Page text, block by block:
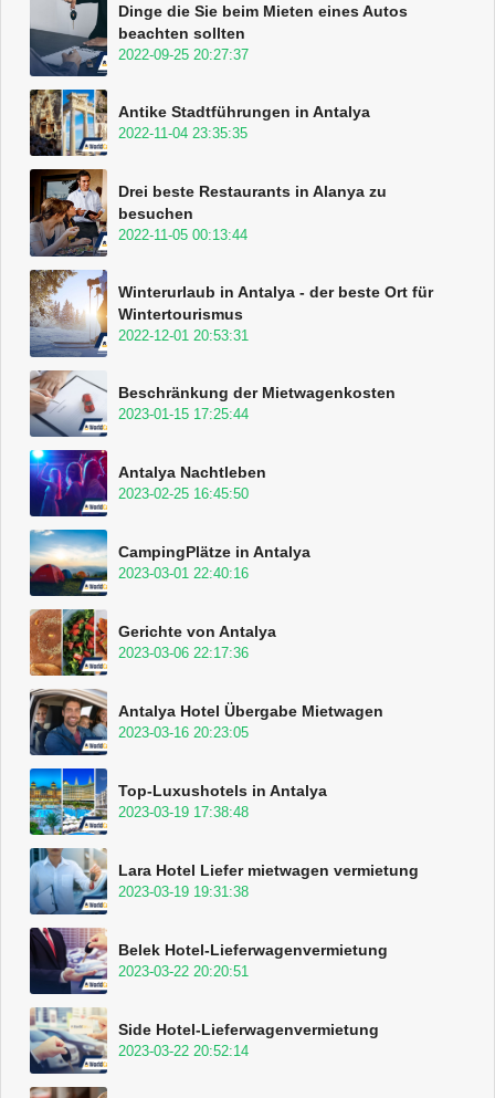
Dinge die Sie beim Mieten eines Autos
beachten sollten
2022-09-25 20:27:37
Antike Stadtführungen in Antalya
2022-11-04 23:35:35
Drei beste Restaurants in Alanya zu
besuchen
2022-11-05 00:13:44
Winterurlaub in Antalya - der beste Ort für
Wintertourismus
2022-12-01 20:53:31
Beschränkung der Mietwagenkosten
2023-01-15 17:25:44
Antalya Nachtleben
2023-02-25 16:45:50
CampingPlätze in Antalya
2023-03-01 22:40:16
Gerichte von Antalya
2023-03-06 22:17:36
Antalya Hotel Übergabe Mietwagen
2023-03-16 20:23:05
Top-Luxushotels in Antalya
2023-03-19 17:38:48
Lara Hotel Liefer mietwagen vermietung
2023-03-19 19:31:38
Belek Hotel-Lieferwagenvermietung
2023-03-22 20:20:51
Side Hotel-Lieferwagenvermietung
2023-03-22 20:52:14